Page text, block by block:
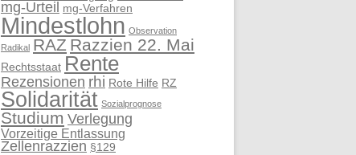
mg-Urteil mg-Verfahren
Mindestlohn Observation
Radikal RAZ Razzien 22. Mai
Rechtsstaat Rente
Rezensionen rhi Rote Hilfe RZ
Solidarität Sozialprognose
Studium Verlegung
Vorzeitige Entlassung
Zellenrazzien §129